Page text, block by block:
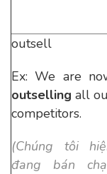
outsell
Ex: We are
outselling all
competitors.
(Chúng tôi
đang bán